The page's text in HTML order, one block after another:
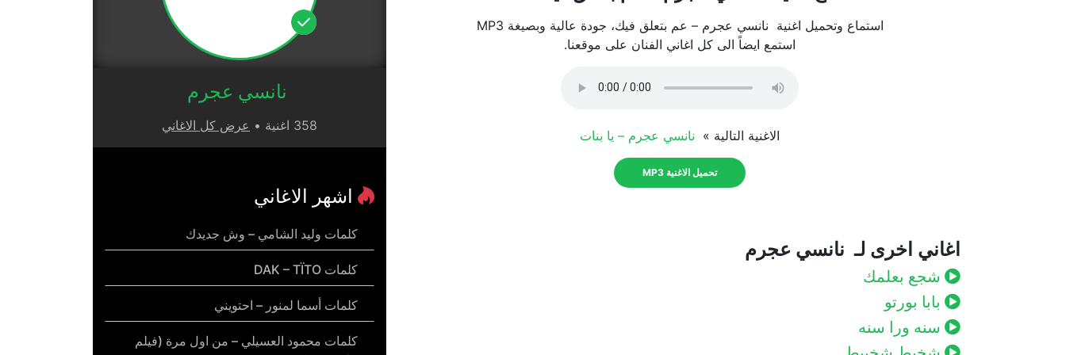
استماع وتحميل اغنية نانسي عجرم – عم بتعلق فيك، جودة عالية وبصيغة MP3
استمع ايضاً الى كل اغاني الفنان على موقعنا.
الاغنية التالية » نانسي عجرم – يا بنات
تحميل الاغنية MP3
اغاني اخرى لـ نانسي عجرم
شجع بعلمك
بابا بورتو
سنه ورا سنه
نانسي عجرم
358 اغنية • عرض كل الاغاني
اشهر الاغاني
كلمات وليد الشامي – وش جديدك
كلمات DAK – TÏTO
كلمات أسما لمنور – احتويني
كلمات محمود العسيلي – من اول مرة (فيلم